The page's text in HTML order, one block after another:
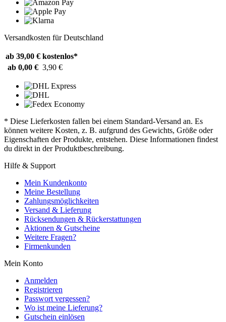
Versandkosten für Deutschland
ab 39,00 € kostenlos*
ab 0,00 € 3,90 €
* Diese Lieferkosten fallen bei einem Standard-Versand an. Es
können weitere Kosten, z. B. aufgrund des Gewichts, Größe oder
Eigenschaften der Produkte, entstehen. Diese Informationen findest
du direkt in der Produktbeschreibung.
Hilfe & Support
Mein Kundenkonto
Meine Bestellung
Zahlungsmöglichkeiten
Versand & Lieferung
Rücksendungen & Rückerstattungen
Aktionen & Gutscheine
Weitere Fragen?
Firmenkunden
Mein Konto
Anmelden
Registrieren
Passwort vergessen?
Wo ist meine Lieferung?
Gutschein einlösen